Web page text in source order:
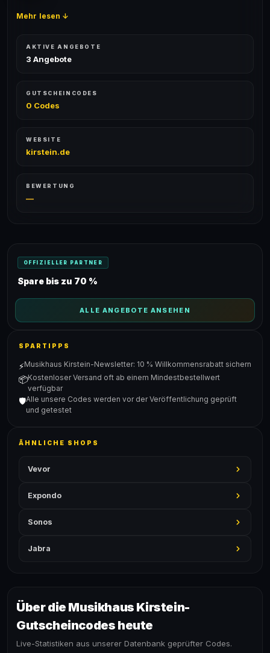
Mehr lesen ↓
AKTIVE ANGEBOTE
3 Angebote
GUTSCHEINCODES
0 Codes
WEBSITE
kirstein.de
BEWERTUNG
—
OFFIZIELLER PARTNER
Spare bis zu 70 %
ALLE ANGEBOTE ANSEHEN
SPARTIPPS
⚡Musikhaus Kirstein-Newsletter: 10 % Willkommensrabatt sichern
📦Kostenloser Versand oft ab einem Mindestbestellwert
verfügbar
🛡️Alle unsere Codes werden vor der Veröffentlichung geprüft
und getestet
ÄHNLICHE SHOPS
Vevor
Expondo
Sonos
Jabra
Über die Musikhaus Kirstein-
Gutscheincodes heute
Live-Statistiken aus unserer Datenbank geprüfter Codes.